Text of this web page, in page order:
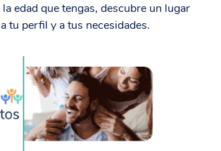
la edad que tengas, descubre un lugar
tu perfil y a tus necesidades.